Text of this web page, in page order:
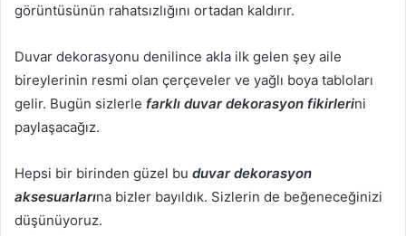
görüntüsünün rahatsızlığını ortadan kaldırır.
Duvar dekorasyonu denilince akla ilk gelen şey aile
bireylerinin resmi olan çerçeveler ve yağlı boya tabloları
gelir. Bugün sizlerle farklı duvar dekorasyon fikirlerini
paylaşacağız.
Hepsi bir birinden güzel bu duvar dekorasyon
aksesuarlarına bizler bayıldık. Sizlerin de beğeneceğinizi
düşünüyoruz.